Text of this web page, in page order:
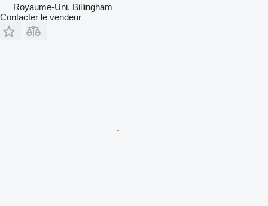
Royaume-Uni, Billingham
Contacter le vendeur